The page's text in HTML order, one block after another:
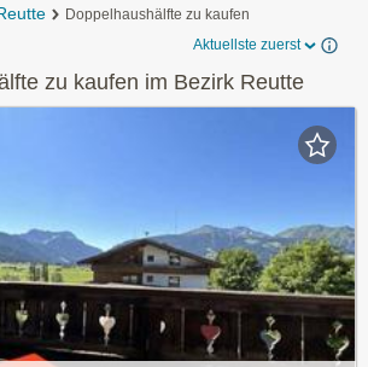
Doppelhaushälfte zu kaufen
Aktuellste zuerst
zu kaufen im Bezirk Reutte